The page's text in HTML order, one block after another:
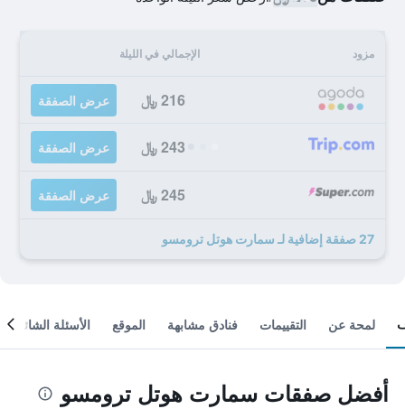
مزود الإجمالي في الليلة
216 ﷼ عرض الصفقة
243 ﷼ عرض الصفقة
245 ﷼ عرض الصفقة
27 صفقة إضافية لـ سمارت هوتل ترومسو
لمحة عن التقييمات فنادق مشابهة الموقع الأسئلة الشائعة
أفضل صفقات سمارت هوتل ترومسو